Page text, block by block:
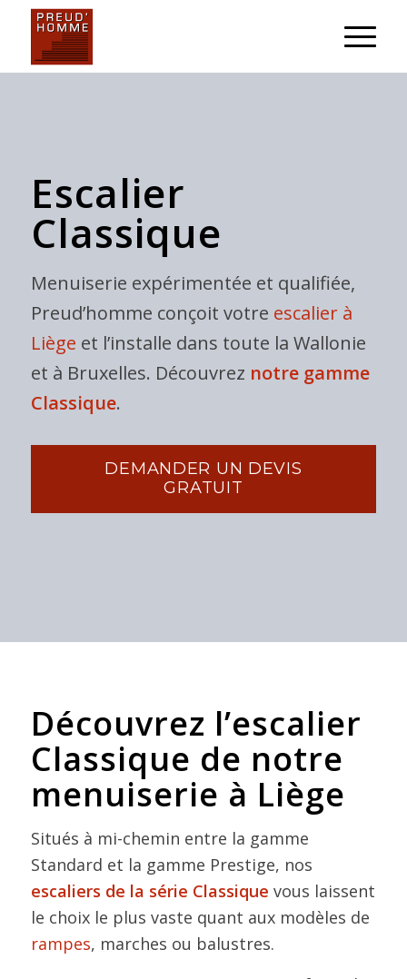
Escalier
Classique
Menuiserie expérimentée et qualifiée,
Preud’homme conçoit votre escalier à
Liège et l’installe dans toute la Wallonie
et à Bruxelles. Découvrez notre gamme
Classique.
DEMANDER UN DEVIS
GRATUIT
Découvrez l’escalier
Classique de notre
menuiserie à Liège
Situés à mi-chemin entre la gamme
Standard et la gamme Prestige, nos
escaliers de la série Classique vous laissent
le choix le plus vaste quant aux modèles de
rampes, marches ou balustres.